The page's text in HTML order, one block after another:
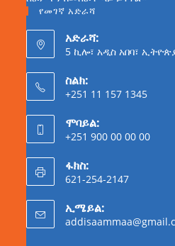
የመገኛ አድራሻ
አድራሻ:
5 ኪሎ፣ አዲስ አበባ፣
ስልክ:
+251 11 157 1345
ሞባይል:
+251 900 00 00 00
ፋክስ:
621-254-2147
ኢሜይል: